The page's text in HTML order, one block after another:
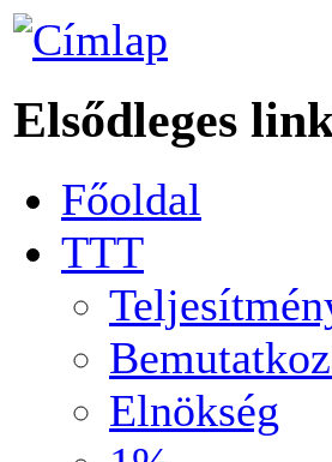
Elsődleges
Főoldal
TTT
Elnökség